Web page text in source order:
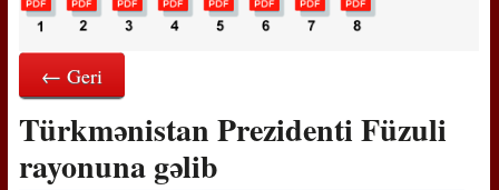
← Geri
Türkmənistan Prezidenti Füzuli
rayonuna gəlib